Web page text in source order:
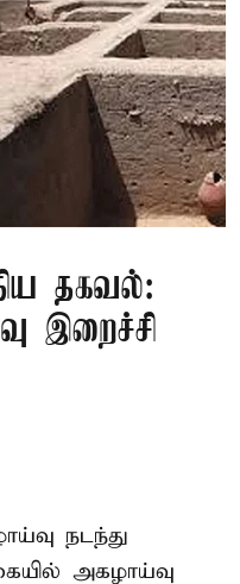
தகவல்:
இறைச்சி
நடந்து
அகழாய்வு